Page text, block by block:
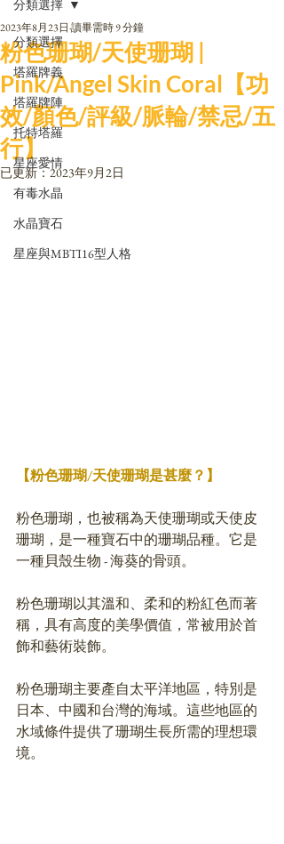
分類選擇
塔羅牌義
塔羅牌陣
托特塔羅
星座愛情
有毒水晶
水晶寶石
星座與MBTI16型人格
分類選擇
粉色珊瑚/天使珊瑚 |
Pink/Angel Skin Coral【功
效/顏色/評級/脈輪/禁忌/五
行】
2023年8月23日 讀畢需時 9 分鐘
已更新：2023年9月2日
【粉色珊瑚/天使珊瑚是甚麼？】
粉色珊瑚，也被稱為天使珊瑚或天使皮
珊瑚，是一種寶石中的珊瑚品種。它是
一種貝殼生物 - 海葵的骨頭。
粉色珊瑚以其溫和、柔和的粉紅色而著
稱，具有高度的美學價值，常被用於首
飾和藝術裝飾。
粉色珊瑚主要產自太平洋地區，特別是
日本、中國和台灣的海域。這些地區的
水域條件提供了珊瑚生長所需的理想環
境。